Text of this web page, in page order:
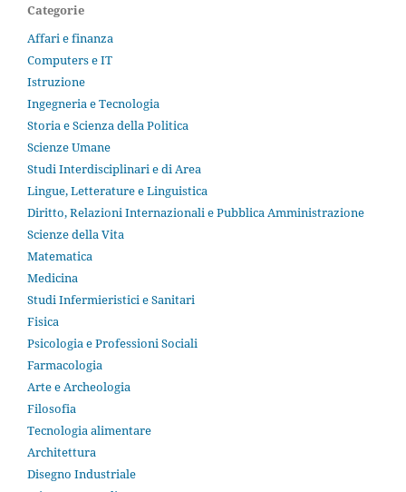
Categorie
Affari e finanza
Computers e IT
Istruzione
Ingegneria e Tecnologia
Storia e Scienza della Politica
Scienze Umane
Studi Interdisciplinari e di Area
Lingue, Letterature e Linguistica
Diritto, Relazioni Internazionali e Pubblica Amministrazione
Scienze della Vita
Matematica
Medicina
Studi Infermieristici e Sanitari
Fisica
Psicologia e Professioni Sociali
Farmacologia
Arte e Archeologia
Filosofia
Tecnologia alimentare
Architettura
Disegno Industriale